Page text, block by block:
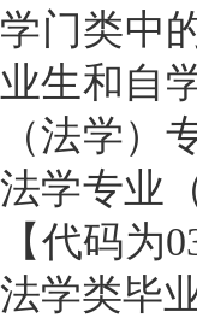
学门类中
业生和自
（法学）
法学专业
【代码为
法学类毕